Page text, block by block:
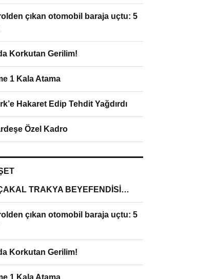
çıkan otomobil baraja uçtu: 5
Korkutan Gerilim!
1 Kala Atama
Hakaret Edip Tehdit Yağdırdı
Özel Kadro
TRAKYA BEYEFENDİSİ…
çıkan otomobil baraja uçtu: 5
Korkutan Gerilim!
1 Kala Atama